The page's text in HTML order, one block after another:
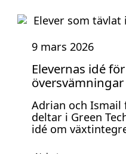
9 mars 2026
Elevernas idé
översvämningar
Adrian och Ismail
deltar i Green
idé om